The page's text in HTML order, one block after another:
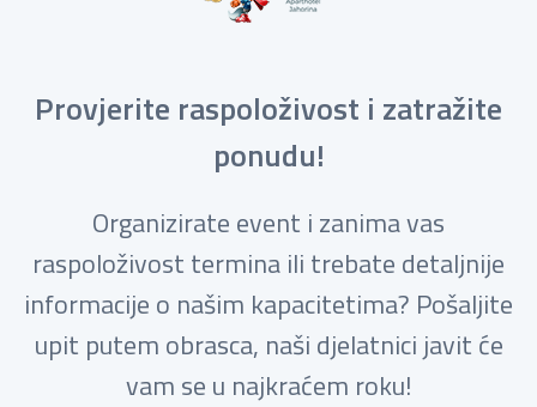
Provjerite raspoloživost i zatražite
ponudu!
Organizirate event i zanima vas
raspoloživost termina ili trebate detaljnije
informacije o našim kapacitetima? Pošaljite
upit putem obrasca, naši djelatnici javit će
vam se u najkraćem roku!